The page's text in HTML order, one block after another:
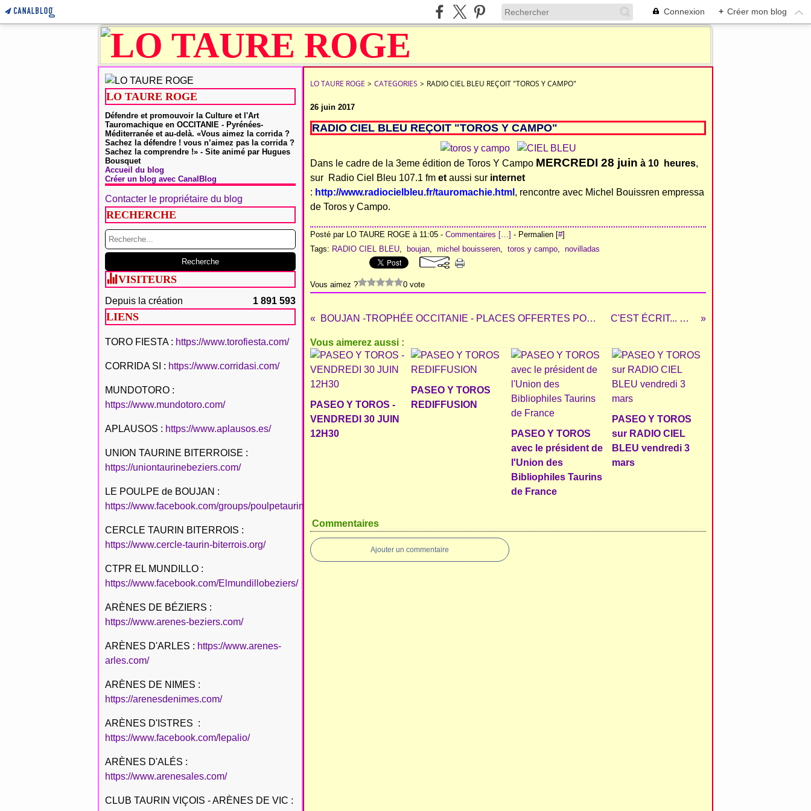
Connexion + Créer mon blog
LO TAURE ROGE
Défendre et promouvoir la Culture et l'Art
Tauromachique en OCCITANIE - Pyrénées-
Méditerranée et au-delà. «Vous aimez la corrida ?
Sachez la défendre ! vous n’aimez pas la corrida ?
Sachez la comprendre !» - Site animé par Hugues
Bousquet
Accueil du blog
Créer un blog avec CanalBlog
Contacter le propriétaire du blog
RECHERCHE
VISITEURS
Depuis la création 1 891 593
LIENS
TORO FIESTA : https://www.torofiesta.com/
CORRIDA SI : https://www.corridasi.com/
MUNDOTORO :
https://www.mundotoro.com/
APLAUSOS : https://www.aplausos.es/
UNION TAURINE BITERROISE :
https://uniontaurinebeziers.com/
LE POULPE de BOUJAN :
https://www.facebook.com/groups/poulpetaurinboujan/
CERCLE TAURIN BITERROIS :
https://www.cercle-taurin-biterrois.org/
CTPR EL MUNDILLO :
https://www.facebook.com/Elmundillobeziers/
ARÈNES DE BÉZIERS :
https://www.arenes-beziers.com/
ARÈNES D'ARLES : https://www.arenes-
arles.com/
ARÈNES DE NIMES :
https://arenesdenimes.com/
ARÈNES D'ISTRES :
https://www.facebook.com/lepalio/
ARÈNES D'ALÉS :
https://www.arenesales.com/
CLUB TAURIN VIÇOIS - ARÈNES DE VIC :
LO TAURE ROGE > CATEGORIES > RADIO CIEL BLEU REÇOIT "TOROS Y CAMPO"
26 juin 2017
RADIO CIEL BLEU REÇOIT "TOROS Y CAMPO"
Dans le cadre de la 3eme édition de Toros Y Campo MERCREDI 28 juin à 10 heures,
sur Radio Ciel Bleu 107.1 fm et aussi sur internet
: http://www.radiocielbleu.fr/tauromachie.html , rencontre avec Michel Bouissren empressa
de Toros y Campo.
Posté par LO TAURE ROGE à 11:05 - Commentaires […] - Permalien [#]
Tags: RADIO CIEL BLEU, boujan, michel bouisseren, toros y campo, novilladas
Vous aimez ? 0 vote
BOUJAN -TROPHÉE OCCITANIE - PLACES OFFERTES POUR LES MOINS DE 25 ANS C'EST ÉCRIT... C'EST DIT !
Vous aimerez aussi :
PASEO Y TOROS -
VENDREDI 30 JUIN
12H30
PASEO Y TOROS
REDIFFUSION
PASEO Y TOROS
avec le président de
l'Union des
Bibliophiles Taurins
de France
PASEO Y TOROS
sur RADIO CIEL
BLEU vendredi 3
mars
Commentaires
Ajouter un commentaire